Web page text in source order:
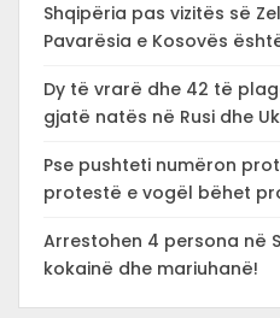
Shqipëria pas vizitës së
Pavarësia e Kosovës
Dy të vrarë dhe 42 të
gjatë natës në Rusi dhe
Pse pushteti numëron
protestë e vogël bëhet
Arrestohen 4 persona në
kokainë dhe mariuhanë!